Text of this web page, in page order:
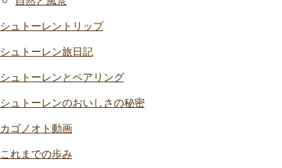
シュトーレントリップ
シュトーレン旅日記
シュトーレンとペアリング
シュトーレンのおいしさの秘密
カゴノオト動画
これまでの歩み